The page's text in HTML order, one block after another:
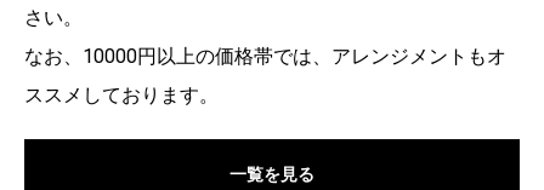
2023/07/22 お客様からお誕生日祝い用アレンジメン
トのご注文をいただき、川崎区東田町に配達いたし
ました。
2023/07/15 お客様から開店祝い用胡蝶蘭のご注文を
2023/07/11 お客様から新盆用アレンジメントのご注
さい。
なお、10000円以上の価格帯では、アレンジメントもオ
ススメしております。
一覧を見る